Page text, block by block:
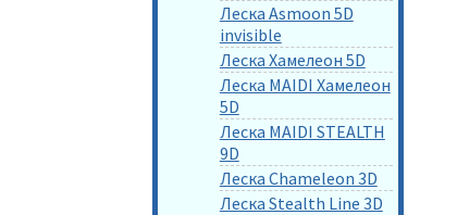
Леска Asmoon 5D
invisible
Леска Хамелеон 5D
Леска MAIDI Хамелеон
5D
Леска MAIDI STEALTH
9D
Леска Chameleon 3D
Леска Stealth Line 3D